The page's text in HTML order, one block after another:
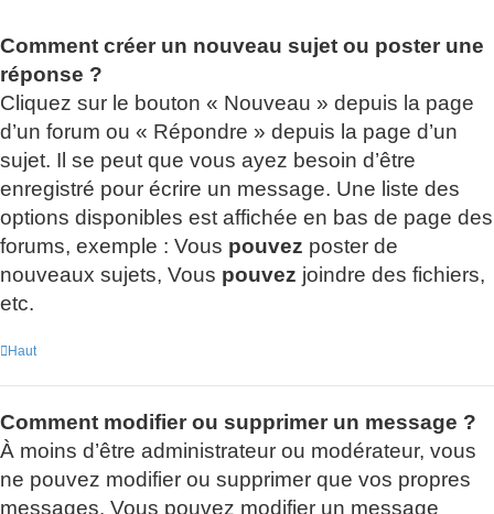
Comment créer un nouveau sujet ou poster une
réponse ?
Cliquez sur le bouton « Nouveau » depuis la page
d’un forum ou « Répondre » depuis la page d’un
sujet. Il se peut que vous ayez besoin d’être
enregistré pour écrire un message. Une liste des
options disponibles est affichée en bas de page des
forums, exemple : Vous pouvez poster de
nouveaux sujets, Vous pouvez joindre des fichiers,
etc.
Haut
Comment modifier ou supprimer un message ?
À moins d’être administrateur ou modérateur, vous
ne pouvez modifier ou supprimer que vos propres
messages. Vous pouvez modifier un message